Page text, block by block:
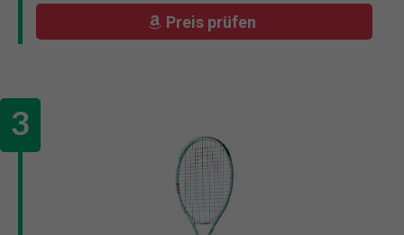
Preis prüfen